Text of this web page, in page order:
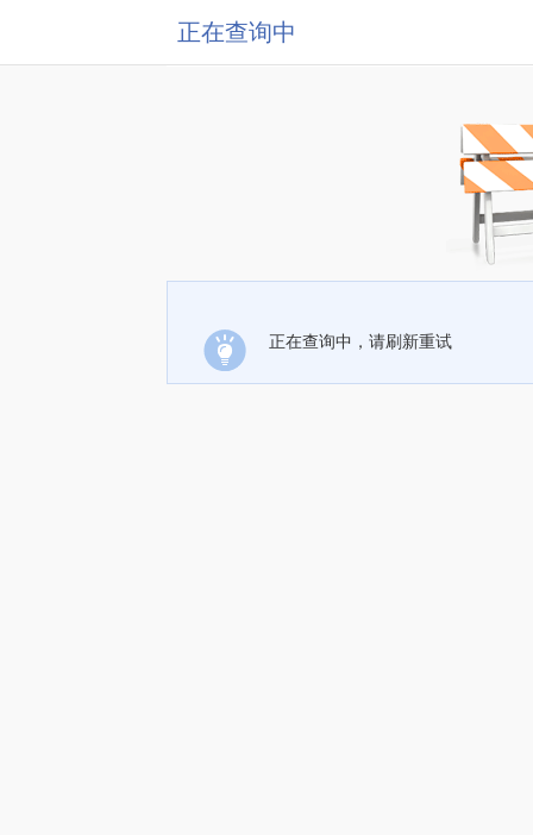
正在查询中
正在查询中，请刷新重试